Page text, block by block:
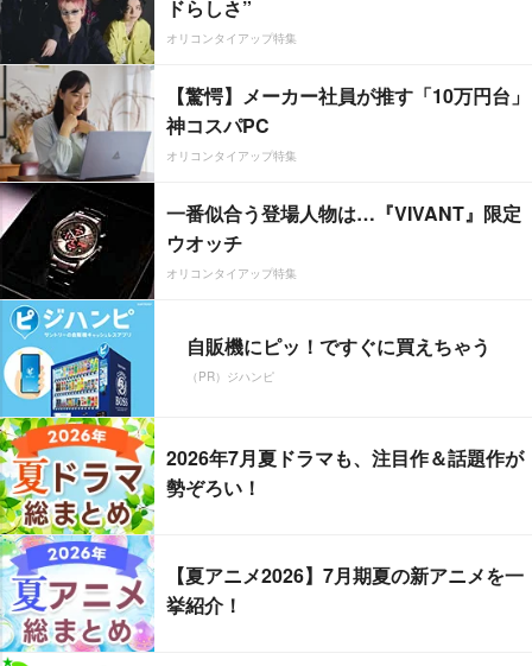
ドらしさ”
オリコンタイアップ特集
【驚愕】メーカー社員が推す「10万円台」
神コスパPC
オリコンタイアップ特集
一番似合う登場人物は…『VIVANT』限定
ウオッチ
オリコンタイアップ特集
自販機にピッ！ですぐに買えちゃう
（PR）ジハンピ
2026年7月夏ドラマも、注目作＆話題作が
勢ぞろい！
【夏アニメ2026】7月期夏の新アニメを一
挙紹介！